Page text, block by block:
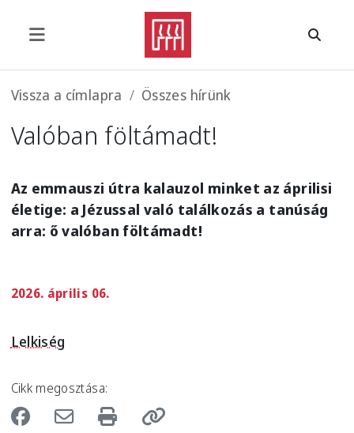
Morzsa
Vissza a címlapra Összes hírünk
Valóban föltámadt!
Az emmauszi útra kalauzol minket az áprilisi
életige: a Jézussal való találkozás a tanúság
arra: ő valóban föltámadt!
2026. április 06.
Lelkiség
Cikk megosztása: